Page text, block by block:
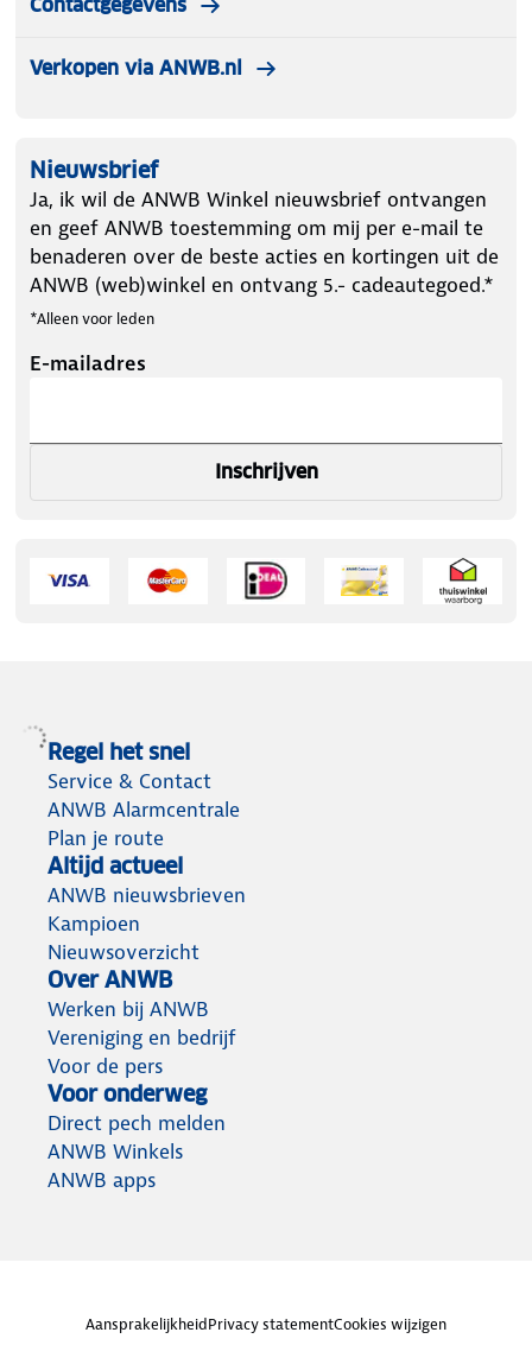
Contactgegevens
Verkopen via ANWB.nl
Nieuwsbrief
Ja, ik wil de ANWB Winkel nieuwsbrief ontvangen
en geef ANWB toestemming om mij per e-mail te
benaderen over de beste acties en kortingen uit de
ANWB (web)winkel en ontvang 5.- cadeautegoed.*
*Alleen voor leden
E-mailadres
Inschrijven
Regel het snel
Service & Contact
ANWB Alarmcentrale
Plan je route
Altijd actueel
ANWB nieuwsbrieven
Kampioen
Nieuwsoverzicht
Over ANWB
Werken bij ANWB
Vereniging en bedrijf
Voor de pers
Voor onderweg
Direct pech melden
ANWB Winkels
ANWB apps
AansprakelijkheidPrivacy statementCookies wijzigen